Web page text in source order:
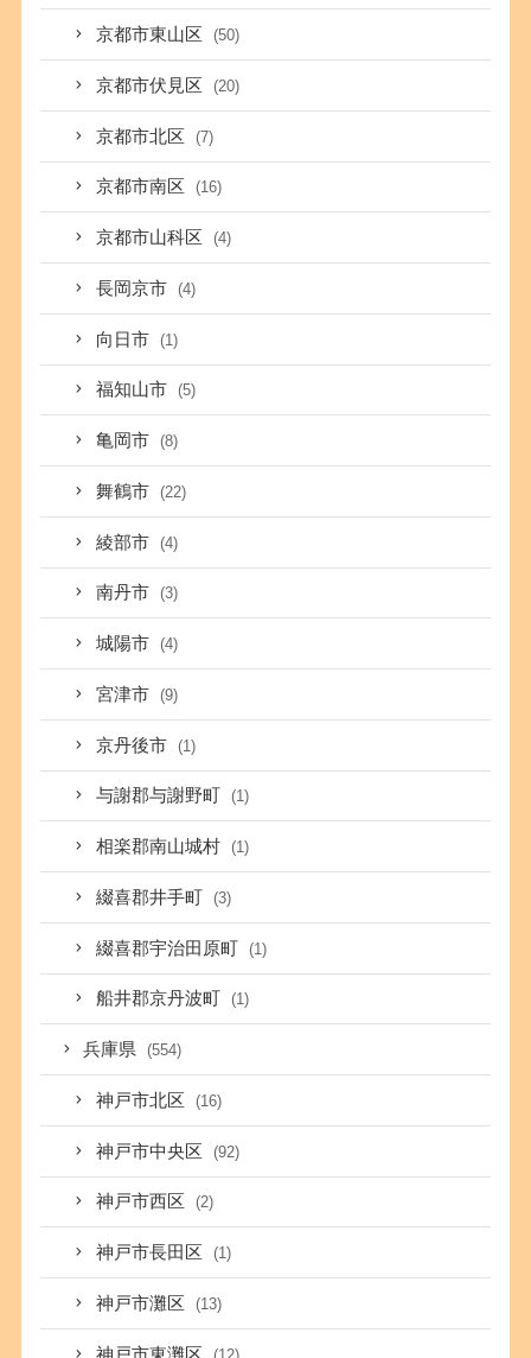
京都市東山区 (50)
京都市伏見区 (20)
京都市北区 (7)
京都市南区 (16)
京都市山科区 (4)
長岡京市 (4)
向日市 (1)
福知山市 (5)
亀岡市 (8)
舞鶴市 (22)
綾部市 (4)
南丹市 (3)
城陽市 (4)
宮津市 (9)
京丹後市 (1)
与謝郡与謝野町 (1)
相楽郡南山城村 (1)
綴喜郡井手町 (3)
綴喜郡宇治田原町 (1)
船井郡京丹波町 (1)
兵庫県 (554)
神戸市北区 (16)
神戸市中央区 (92)
神戸市西区 (2)
神戸市長田区 (1)
神戸市灘区 (13)
神戸市東灘区